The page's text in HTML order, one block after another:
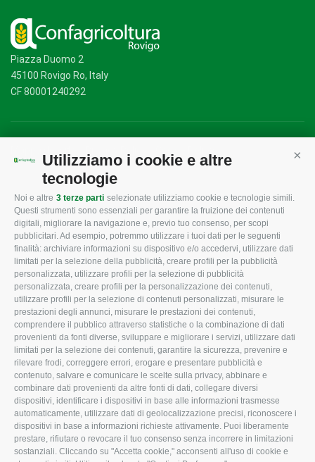
Utilizziamo i cookie e altre
tecnologie
Noi e altre 3 terze parti selezionate utilizziamo cookie e tecnologie simili.
Questi strumenti sono essenziali per garantire la fruizione dei contenuti
digitali, migliorare la navigazione e, previo tuo consenso, per scopi
pubblicitari. Ad esempio, potremmo utilizzare i tuoi dati per le seguenti
finalità: archiviare informazioni su dispositivo e/o accedervi, utilizzare dati
limitati per la selezione della pubblicità, creare profili per la pubblicità
personalizzata, utilizzare profili per la selezione di pubblicità
personalizzata, creare profili per la personalizzazione dei contenuti,
utilizzare profili per la selezione di contenuti personalizzati, misurare le
prestazioni degli annunci, misurare le prestazioni dei contenuti,
comprendere il pubblico attraverso statistiche o la combinazione di dati
provenienti da fonti diverse, sviluppare e migliorare i servizi, utilizzare dati
limitati per la selezione dei contenuti, garantire la sicurezza, prevenire e
rilevare frodi, correggere errori, erogare e presentare pubblicità e
contenuto, salvare e comunicare le scelte sulla privacy, abbinare e
combinare dati provenienti da altre fonti di dati, collegare diversi
dispositivi, identificare i dispositivi in base alle informazioni trasmesse
automaticamente, utilizzare dati di geolocalizzazione precisi, riconoscere i
dispositivi in base a informazioni richieste attivamente. Puoi liberamente
prestare, rifiutare o revocare il tuo consenso senza incorrere in limitazioni
sostanziali. Cliccando su "Accetta cookie," acconsenti all'uso di cookie e
Piazza Duomo 2
45100 Rovigo Ro, Italy
CF 80001240292
CONFAGRICOLTURA
ROVIGO
L'Associazione
Missione e Progetto
Organigramma aziendale
I Nostri Servizi
Uffici della Sede
provinciale
Le Sedi di Zona
Agricoltori S.r.l.
Whistleblowing
Confagricoltura Rovigo e
Agricoltori srl
CONFAGRICOLTURA
INFORMA
Tecnico
Fiscale
Lavoro
Ambiente
Associazione
CONFAGRICOLTURA
ATTIVA
Notizie in evidenza
Eventi
Comunicati Stampa